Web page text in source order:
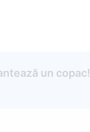
un copac!